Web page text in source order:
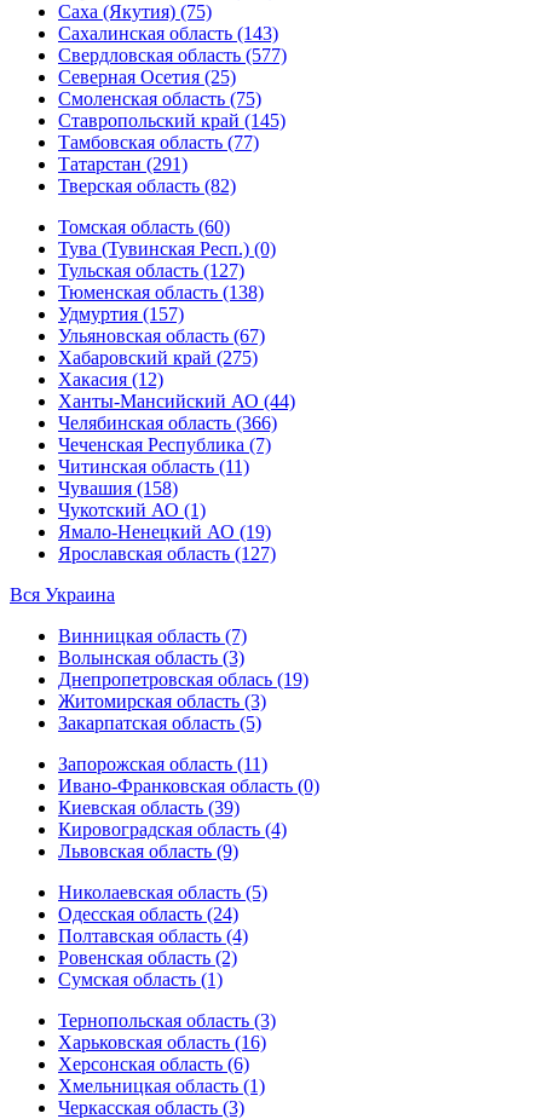
Саха (Якутия) (75)
Сахалинская область (143)
Свердловская область (577)
Северная Осетия (25)
Смоленская область (75)
Ставропольский край (145)
Тамбовская область (77)
Татарстан (291)
Тверская область (82)
Томская область (60)
Тува (Тувинская Респ.) (0)
Тульская область (127)
Тюменская область (138)
Удмуртия (157)
Ульяновская область (67)
Хабаровский край (275)
Хакасия (12)
Ханты-Мансийский АО (44)
Челябинская область (366)
Чеченская Республика (7)
Читинская область (11)
Чувашия (158)
Чукотский АО (1)
Ямало-Ненецкий АО (19)
Ярославская область (127)
Вся Украина
Винницкая область (7)
Волынская область (3)
Днепропетровская облась (19)
Житомирская область (3)
Закарпатская область (5)
Запорожская область (11)
Ивано-Франковская область (0)
Киевская область (39)
Кировоградская область (4)
Львовская область (9)
Николаевская область (5)
Одесская область (24)
Полтавская область (4)
Ровенская область (2)
Сумская область (1)
Тернопольская область (3)
Харьковская область (16)
Херсонская область (6)
Хмельницкая область (1)
Черкасская область (3)